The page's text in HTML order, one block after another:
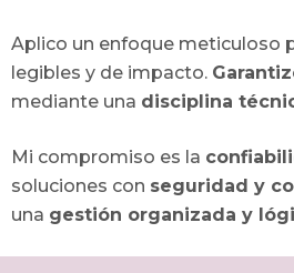
Aplico un enfoque meticuloso
legibles y de impacto.
mediante una disciplina
Mi compromiso es la
soluciones con seguridad y
una gestión organizada y